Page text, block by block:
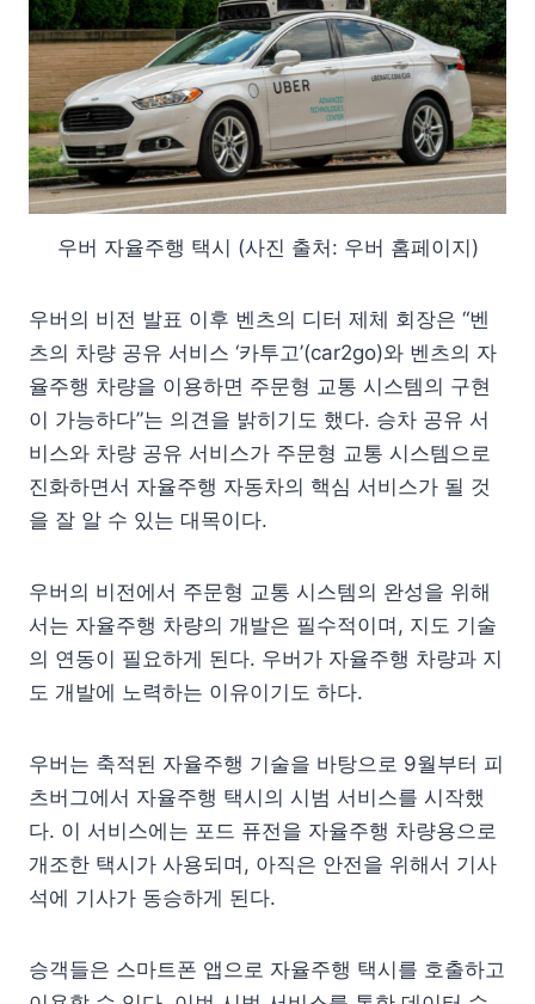
우버 자율주행 택시 (사진 출처: 우버 홈페이지)
우버의 비전 발표 이후 벤츠의 디터 제체 회장은 “벤
츠의 차량 공유 서비스 ‘카투고’(car2go)와 벤츠의 자
율주행 차량을 이용하면 주문형 교통 시스템의 구현
이 가능하다”는 의견을 밝히기도 했다. 승차 공유 서
비스와 차량 공유 서비스가 주문형 교통 시스템으로
진화하면서 자율주행 자동차의 핵심 서비스가 될 것
을 잘 알 수 있는 대목이다.
우버의 비전에서 주문형 교통 시스템의 완성을 위해
서는 자율주행 차량의 개발은 필수적이며, 지도 기술
의 연동이 필요하게 된다. 우버가 자율주행 차량과 지
도 개발에 노력하는 이유이기도 하다.
우버는 축적된 자율주행 기술을 바탕으로 9월부터 피
츠버그에서 자율주행 택시의 시범 서비스를 시작했
다. 이 서비스에는 포드 퓨전을 자율주행 차량용으로
개조한 택시가 사용되며, 아직은 안전을 위해서 기사
석에 기사가 동승하게 된다.
승객들은 스마트폰 앱으로 자율주행 택시를 호출하고